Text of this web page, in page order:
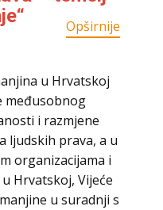
Opširnije
u Hrvatskoj
međusobnog
i razmjene
ljudskih prava, a u
organizacijama i
Hrvatskoj, Vijeće
u suradnji s